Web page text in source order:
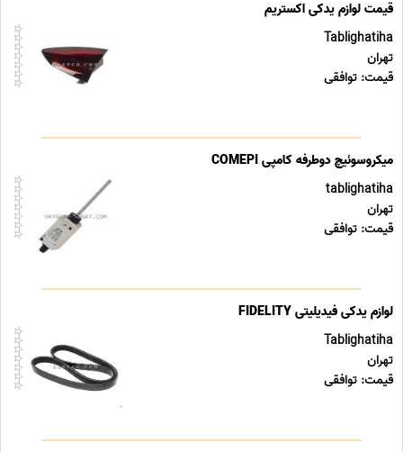
قیمت لوازم یدکی اکستریم
Tablighatiha
تهران
قیمت: توافقی
میکروسوئیچ دوطرفه کامپی COMEPI
tablighatiha
تهران
قیمت: توافقی
لوازم یدکی فیدیلیتی FIDELITY
Tablighatiha
تهران
قیمت: توافقی